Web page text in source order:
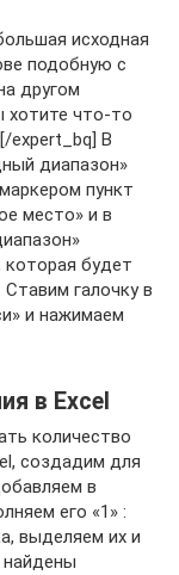
исходная
подобную с
другом
хотите что-то
expert_bq] В
диапазон»
пункт
место» и в
которая будет
галочку в
и нажимаем
в Excel
количество
создадим для
в
его «1» :
выделяем их и
найдены